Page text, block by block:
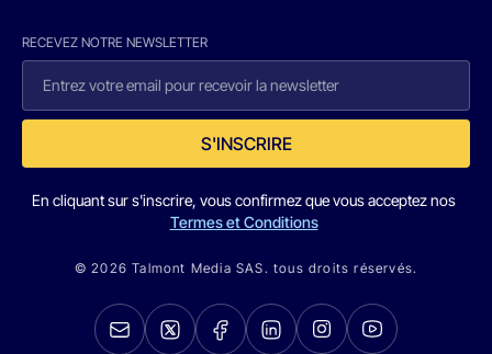
RECEVEZ NOTRE NEWSLETTER
S'INSCRIRE
En cliquant sur s'inscrire, vous confirmez que vous acceptez nos
Termes et Conditions
© 2026 Talmont Media SAS. tous droits réservés.